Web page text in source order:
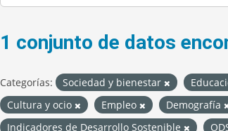
1 conjunto de datos
Categorías: Sociedad y bienestar
Cultura y ocio
Empleo Demografía
Indicadores de Desarrollo Sostenible